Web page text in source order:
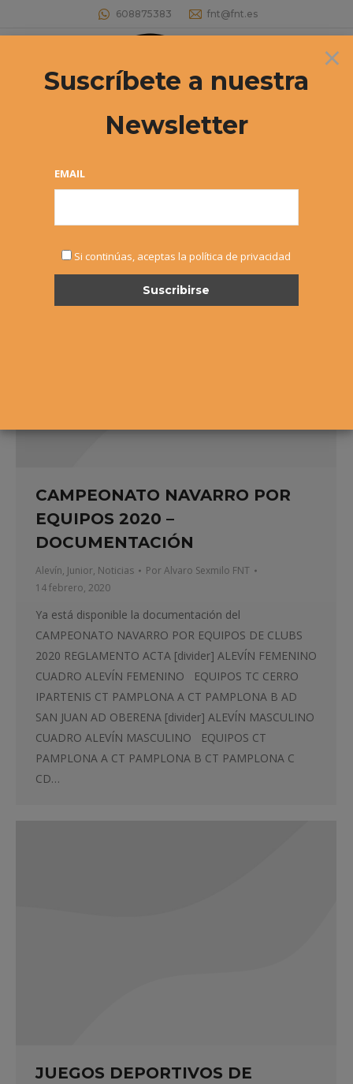
608875383 fnt@fnt.es
Buscar:
Archivos diarios: 14 febrero, 2020
CAMPEONATO NAVARRO POR
EQUIPOS 2020 –
DOCUMENTACIÓN
Alevín, Junior, Noticias PorAlvaro Sexmilo FNT
14 febrero, 2020
Ya está disponible la documentación del
CAMPEONATO NAVARRO POR EQUIPOS DE CLUBS
2020 REGLAMENTO ACTA [divider] ALEVÍN FEMENINO
CUADRO ALEVÍN FEMENINO EQUIPOS TC CERRO
IPARTENIS CT PAMPLONA A CT PAMPLONA B AD
SAN JUAN AD OBERENA [divider] ALEVÍN MASCULINO
CUADRO ALEVÍN MASCULINO EQUIPOS CT
PAMPLONA A CT PAMPLONA B CT PAMPLONA C
CD…
JUEGOS DEPORTIVOS DE
×
Suscríbete a nuestra
Newsletter
EMAIL
Si continúas, aceptas la política de privacidad